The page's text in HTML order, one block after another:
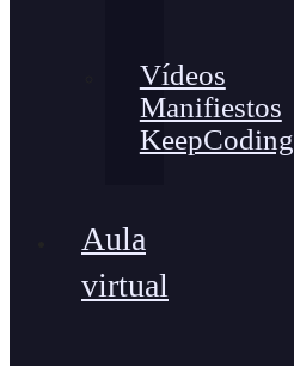
Vídeos
Manifiestos
KeepCoding
Aula
virtual